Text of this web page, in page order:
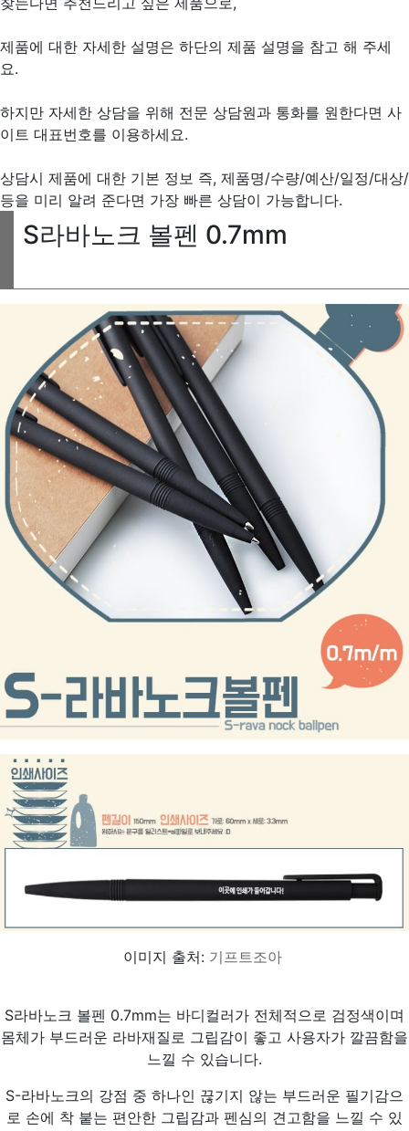
제품에 대한 자세한 설명은 하단의 제품 설명을 참고 해 주세
요.
하지만 자세한 상담을 위해 전문 상담원과 통화를 원한다면 사
이트 대표번호를 이용하세요.
상담시 제품에 대한 기본 정보 즉, 제품명/수량/예산/일정/대상/
등을 미리 알려 준다면 가장 빠른 상담이 가능합니다.
S라바노크 볼펜 0.7mm
이미지 출처: 기프트조아
S라바노크 볼펜 0.7mm는 바디컬러가 전체적으로 검정색이며
몸체가 부드러운 라바재질로 그립감이 좋고 사용자가 깔끔함을
느낄 수 있습니다.
S-라바노크의 강점 중 하나인 끊기지 않는 부드러운 필기감으
로 손에 착 붙는 편안한 그립감과 펜심의 견고함을 느낄 수 있